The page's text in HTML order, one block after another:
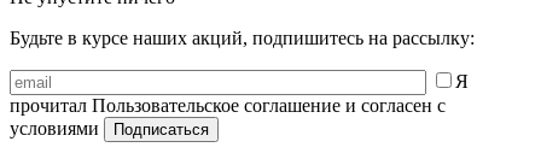
Будьте в курсе наших акций, подпишитесь на рассылку:
Я
прочитал Пользовательское соглашение и согласен с
условиями